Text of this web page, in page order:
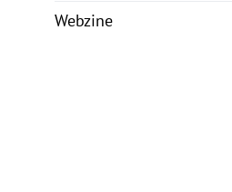
Webzine